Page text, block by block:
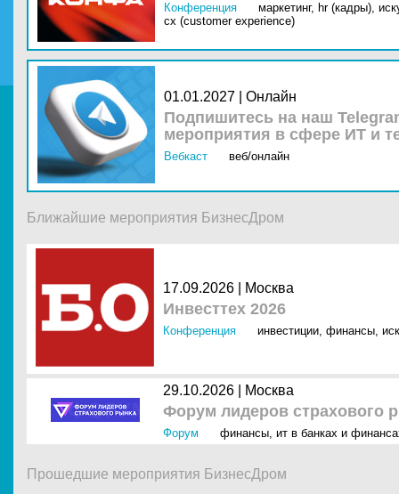
Конференция маркетинг, hr (кадры),
cx (customer experience)
01.01.2027 | Онлайн
Подпишитесь на наш
мероприятия в сфере ИТ и
Вебкаст веб/онлайн
Ближайшие мероприятия БизнесДром
17.09.2026 | Москва
Инвесттех 2026
Конференция инвестиции, финансы,
29.10.2026 | Москва
Форум лидеров страхового
Форум финансы, ит в банках и
Прошедшие мероприятия БизнесДром